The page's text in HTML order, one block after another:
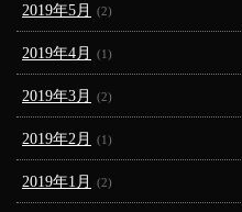
2019年5月 (2)
2019年4月 (1)
2019年3月 (2)
2019年2月 (1)
2019年1月 (2)